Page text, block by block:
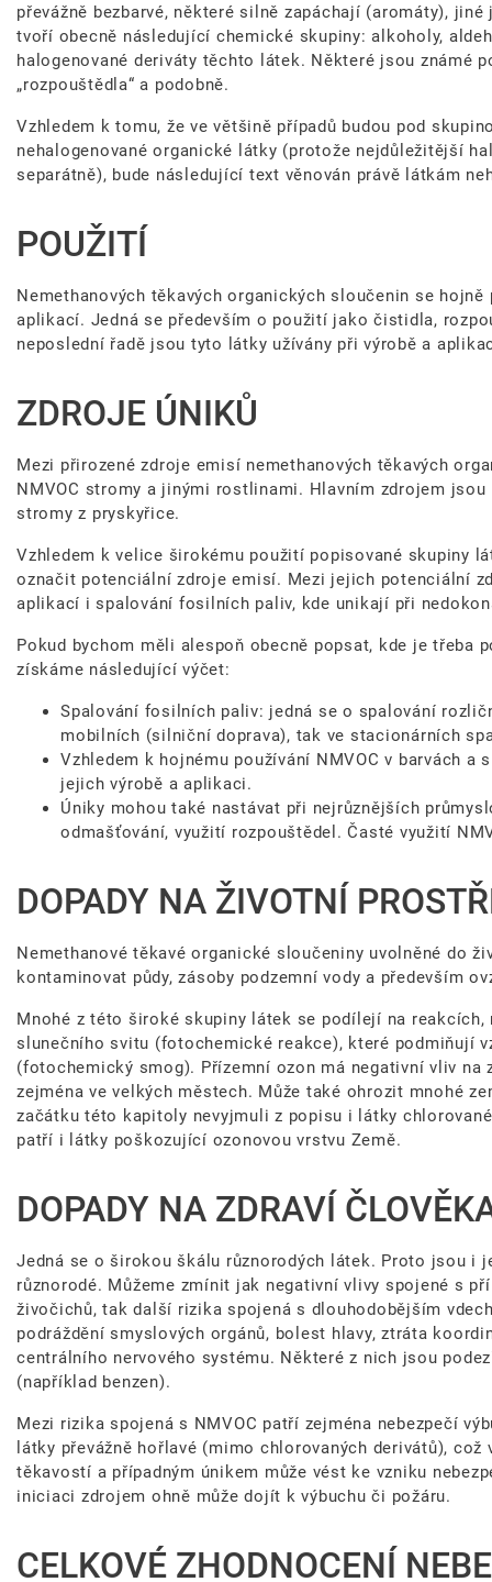
převážně bezbarvé, některé silně zapáchají (aromáty), jiné
tvoří obecně následující chemické skupiny: alkoholy,
halogenované deriváty těchto látek. Některé jsou známé
„rozpouštědla“ a podobně.
Vzhledem k tomu, že ve většině případů budou pod
nehalogenované organické látky (protože nejdůležitější
separátně), bude následující text věnován právě látkám
POUŽITÍ
Nemethanových těkavých organických sloučenin se
aplikací. Jedná se především o použití jako čistidla,
neposlední řadě jsou tyto látky užívány při výrobě a
ZDROJE ÚNIKŮ
Mezi přirozené zdroje emisí nemethanových těkavých
NMVOC stromy a jinými rostlinami. Hlavním zdrojem
stromy z pryskyřice.
Vzhledem k velice širokému použití popisované skupiny
označit potenciální zdroje emisí. Mezi jejich potenciální
aplikací i spalování fosilních paliv, kde unikají při
Pokud bychom měli alespoň obecně popsat, kde je třeba
získáme následující výčet:
Spalování fosilních paliv: jedná se o spalování
mobilních (silniční doprava), tak ve stacionárních
Vzhledem k hojnému používání NMVOC v barvách a
jejich výrobě a aplikaci.
Úniky mohou také nastávat při nejrůznějších
odmašťování, využití rozpouštědel. Časté využití
DOPADY NA ŽIVOTNÍ
Nemethanové těkavé organické sloučeniny uvolněné do
kontaminovat půdy, zásoby podzemní vody a především
Mnohé z této široké skupiny látek se podílejí na reakcích,
slunečního svitu (fotochemické reakce), které podmiňují
(fotochemický smog). Přízemní ozon má negativní vliv na
zejména ve velkých městech. Může také ohrozit mnohé
začátku této kapitoly nevyjmuli z popisu i látky
patří i látky poškozující ozonovou vrstvu Země.
DOPADY NA ZDRAVÍ
Jedná se o širokou škálu různorodých látek. Proto jsou i
různorodé. Můžeme zmínit jak negativní vlivy spojené s
živočichů, tak další rizika spojená s dlouhodobějším
podráždění smyslových orgánů, bolest hlavy, ztráta
centrálního nervového systému. Některé z nich jsou
(například benzen).
Mezi rizika spojená s NMVOC patří zejména nebezpečí
látky převážně hořlavé (mimo chlorovaných derivátů),
těkavostí a případným únikem může vést ke vzniku
iniciaci zdrojem ohně může dojít k výbuchu či požáru.
CELKOVÉ ZHODNOCENÍ